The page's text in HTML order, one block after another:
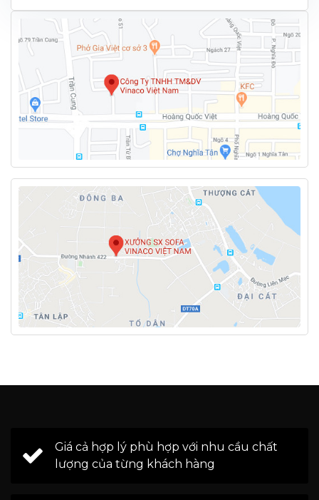
Giá cả hợp lý phù hợp với nhu cầu chất
lượng của từng khách hàng